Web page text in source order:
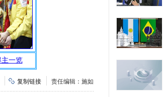
复制链接 责任编辑：施如